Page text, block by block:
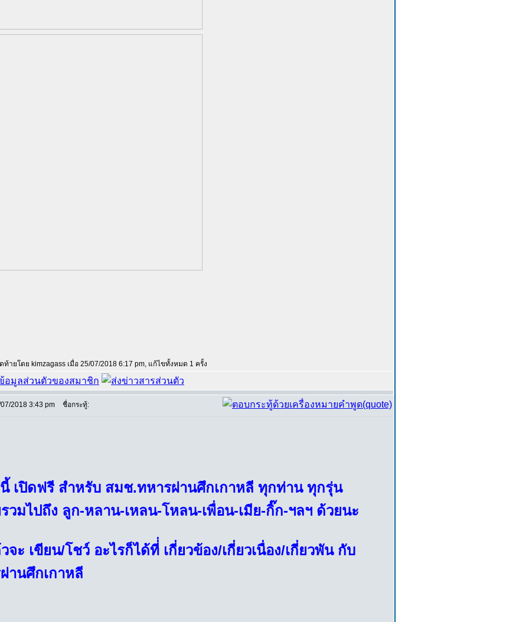
ท้ายโดย kimzagass เมื่อ 25/07/2018 6:17 pm, แก้ไขทั้งหมด 1 ครั้ง
2018 3:43 pm ชื่อกระทู้:
เปิดฟรี สำหรับ สมช.ทหารผ่านศึกเกาหลี ทุกท่าน ทุกรุ่น
วมไปถึง ลูก-หลาน-เหลน-โหลน-เพื่อน-เมีย-กิ๊ก-ฯลฯ ด้วยนะ
จะ เขียน/โชว์ อะไรก็ได้ที่่ เกี่ยวข้อง/เกี่ยวเนื่อง/เกี่ยวพัน กับ
านศึกเกาหลี